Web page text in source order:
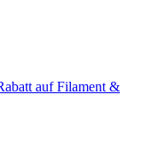
auf Filament &